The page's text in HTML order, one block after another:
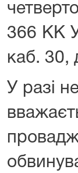
366 КК
каб. 30,
У разі